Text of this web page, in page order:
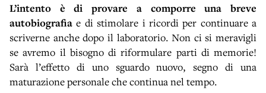
L’intento è di provare a comporre una breve
autobiografia e di stimolare i ricordi per continuare a
scriverne anche dopo il laboratorio. Non ci si meravigli
se avremo il bisogno di riformulare parti di memorie!
Sarà l’effetto di uno sguardo nuovo, segno di una
maturazione personale che continua nel tempo.